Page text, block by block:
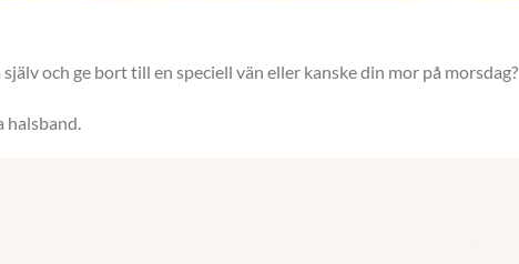
och ge bort till en speciell vän eller kanske din mor på morsdag?